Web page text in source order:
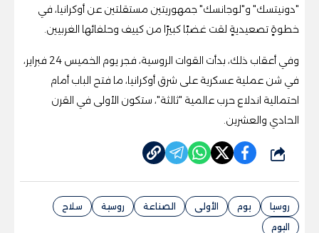
"دونيتسك" و"لوجانسك" جمهوريتين مستقلتين عن أوكرانيا، في
خطوةٍ تصعيديةٍ لقت غضبًا كبيرًا من كييف وحلفائها الغربيين
وفي أعقاب ذلك، بدأت القوات الروسية، فجر يوم الخميس 24 فبراير،
في شن عملية عسكرية على شرق أوكرانيا، ما فتح الباب أمام
احتمالية اندلاع حرب عالمية "ثالثة"، ستكون الأولى في القرن
الحادي والعشرين
شارك
روسيا يوم الأولى الصناعة روسية
سلاح
اليوم